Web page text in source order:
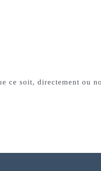
ce soit, directement ou